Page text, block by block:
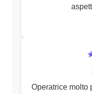
Operatrice molto